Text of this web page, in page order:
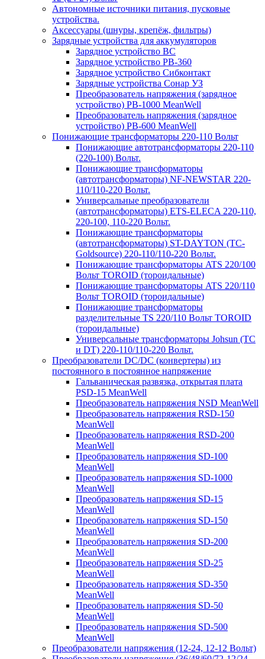
Автономные источники питания, пусковые
устройства.
Аксессуары (шнуры, крепёж, фильтры)
Зарядные устройства для аккумуляторов
Зарядное устройство BC
Зарядное устройство PB-360
Зарядное устройство Сибконтакт
Зарядные устройства Сонар УЗ
Преобразователь напряжения (зарядное
устройство) PB-1000 MeanWell
Преобразователь напряжения (зарядное
устройство) PB-600 MeanWell
Понижающие трансформаторы 220-110 Вольт
Понижающие автотрансформаторы 220-110
(220-100) Вольт.
Понижающие трансформаторы
(автотрансформаторы) NF-NEWSTAR 220-
110/110-220 Вольт.
Универсальные преобразователи
(автотрансформаторы) ETS-ELECA 220-110,
220-100, 110-220 Вольт.
Понижающие трансформаторы
(автотрансформаторы) ST-DAYTON (TC-
Goldsource) 220-110/110-220 Вольт.
Понижающие трансформаторы ATS 220/100
Вольт TOROID (тороидальные)
Понижающие трансформаторы ATS 220/110
Вольт TOROID (тороидальные)
Понижающие трансформаторы
разделительные TS 220/110 Вольт TOROID
(тороидальные)
Универсальные трансформаторы Johsun (TС
и DT) 220-110/110-220 Вольт.
Преобразователи DC/DC (конвертеры) из
постоянного в постоянное напряжение
Гальваническая развязка, открытая плата
PSD-15 MeanWell
Преобразователь напряжения NSD MeanWell
Преобразователь напряжения RSD-150
MeanWell
Преобразователь напряжения RSD-200
MeanWell
Преобразователь напряжения SD-100
MeanWell
Преобразователь напряжения SD-1000
MeanWell
Преобразователь напряжения SD-15
MeanWell
Преобразователь напряжения SD-150
MeanWell
Преобразователь напряжения SD-200
MeanWell
Преобразователь напряжения SD-25
MeanWell
Преобразователь напряжения SD-350
MeanWell
Преобразователь напряжения SD-50
MeanWell
Преобразователь напряжения SD-500
MeanWell
Преобразователи напряжения (12-24, 12-12 Вольт)